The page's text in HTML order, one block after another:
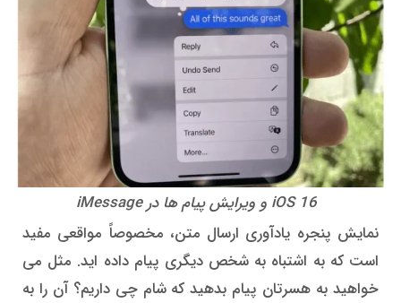
iOS 16 و ویرایش پیام ها در iMessage
نمایش پنجره یادآوری ارسال متن، مخصوصاً مواقعی مفید
است که به اشتباه به شخص دیگری پیام داده اید. مثل می
خواهید به هسرتان پیام بدهید که شام چی داریم؟ آن را به